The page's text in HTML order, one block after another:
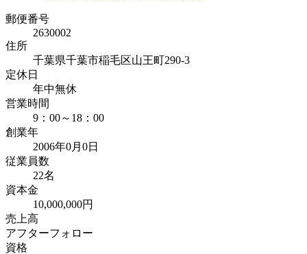
郵便番号
2630002
住所
千葉県千葉市稲毛区山王町290-3
定休日
年中無休
営業時間
9：00～18：00
創業年
2006年0月0日
従業員数
22名
資本金
10,000,000円
売上高
アフターフォロー
資格